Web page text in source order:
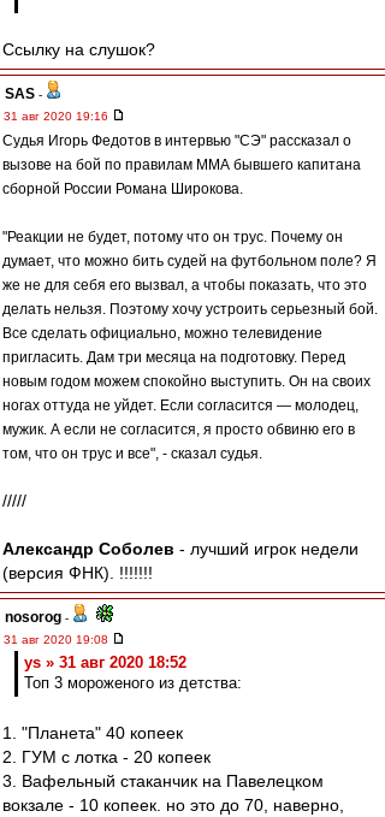
Ссылку на слушок?
SAS -
31 авг 2020 19:16
Судья Игорь Федотов в интервью "СЭ" рассказал о
вызове на бой по правилам ММА бывшего капитана
сборной России Романа Широкова.
"Реакции не будет, потому что он трус. Почему он
думает, что можно бить судей на футбольном поле? Я
же не для себя его вызвал, а чтобы показать, что это
делать нельзя. Поэтому хочу устроить серьезный бой.
Все сделать официально, можно телевидение
пригласить. Дам три месяца на подготовку. Перед
новым годом можем спокойно выступить. Он на своих
ногах оттуда не уйдет. Если согласится — молодец,
мужик. А если не согласится, я просто обвиню его в
том, что он трус и все", - сказал судья.
/////
Александр Соболев - лучший игрок недели
(версия ФНК). !!!!!!!
nosorog -
31 авг 2020 19:08
ys » 31 авг 2020 18:52
Топ 3 мороженого из детства:
1. "Планета" 40 копеек
2. ГУМ с лотка - 20 копеек
3. Вафельный стаканчик на Павелецком
вокзале - 10 копеек. но это до 70, наверно,